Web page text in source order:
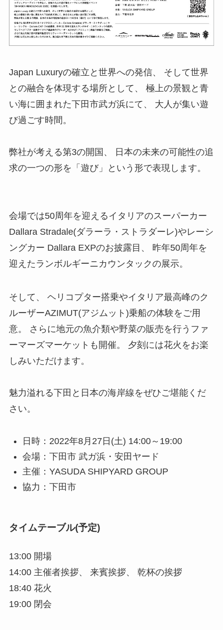
Japan Luxuryの確立と世界への発信、 そして世界
との融合を体現する場所として、 極上の景観と青
い海に囲まれた下田市武ガ浜にて、 大人が集い遊
び過ごす時間。
弊社が考える第3の開国、 日本の未来の可能性の追
求の一つの形を「遊び」という形で表現します。
会場では50周年を迎えるイタリアのスーパーカー
Dallara Stradale(ダラーラ・ストラダーレ)やレーシ
ングカー Dallara EXPのお披露目、 昨年50周年を
迎えたランボルギーニカウンタックの展示。
そして、 ヘリコプター搭乗やイタリア最高峰のク
ルーザーAZIMUT(アジムット)乗船の体験をご用
意。 さらに地元の魚介類や野菜の販売を行うファ
ーマーズマーケットも開催。 夕刻には花火をお楽
しみいただけます。
魅力溢れる下田と日本の海岸線をぜひご堪能くだ
さい。
日時：2022年8月27日(土) 14:00～19:00
会場：下田市 武ガ浜・安田ヤード
主催：YASUDA SHIPYARD GROUP
協力：下田市
タイムテーブル(予定)
13:00 開場
14:00 主催者挨拶、 来賓挨拶、 乾杯の挨拶
18:40 花火
19:00 閉会